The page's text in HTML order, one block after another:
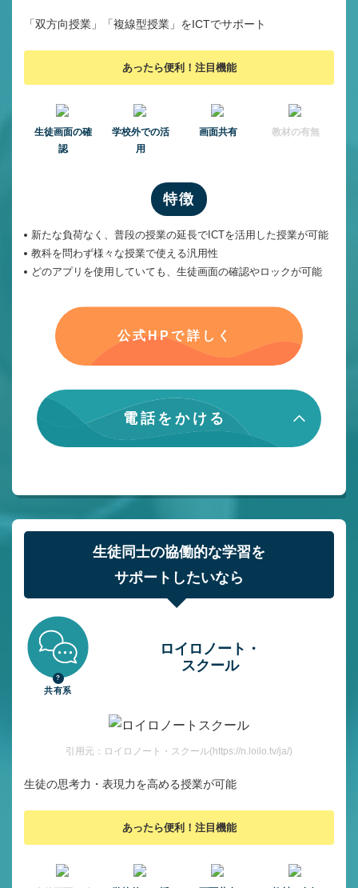
「双方向授業」「複線型授業」をICTでサポート
あったら便利！注目機能
⽣徒画⾯の確
認
学校外での活
用
画面共有 教材の有無
特徴
新たな負荷なく、普段の授業の延長でICTを活用した授業が可能
教科を問わず様々な授業で使える汎用性
どのアプリを使用していても、生徒画面の確認やロックが可能
公式HPで詳しく
電話をかける
生徒同士の協働的な学習を
サポートしたいなら
共有系
ロイロノート・
スクール
引用元：ロイロノート・スクール(https://n.loilo.tv/ja/)
生徒の思考力・表現力を高める授業が可能
あったら便利！注目機能